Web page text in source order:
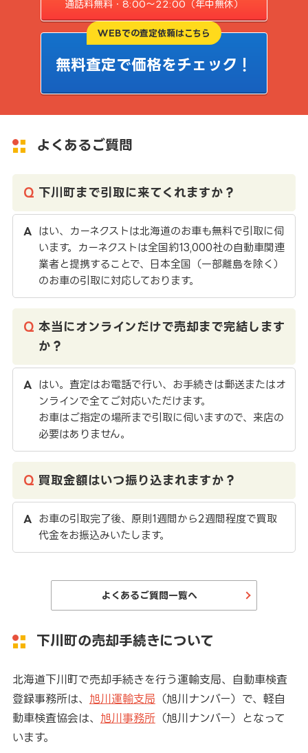
通話料無料・8:00〜22:00（年中無休）
WEBでの査定依頼はこちら
無料査定で価格をチェック！
よくあるご質問
下川町まで引取に来てくれますか？
はい、カーネクストは北海道のお車も無料で引取に伺
います。カーネクストは全国約13,000社の自動車関連
業者と提携することで、日本全国（一部離島を除く）
のお車の引取に対応しております。
本当にオンラインだけで売却まで完結します
か？
はい。査定はお電話で行い、お手続きは郵送またはオ
ンラインで全てご対応いただけます。
お車はご指定の場所まで引取に伺いますので、来店の
必要はありません。
買取金額はいつ振り込まれますか？
お車の引取完了後、原則1週間から2週間程度で買取
代金をお振込みいたします。
よくあるご質問一覧へ
下川町の売却手続きについて
北海道下川町で売却手続きを行う運輸支局、自動車検査
登録事務所は、 旭川運輸支局 （旭川ナンバー）で、軽自
動車検査協会は、 旭川事務所（旭川ナンバー）となって
います。